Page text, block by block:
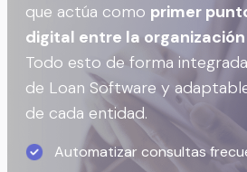
que actúa como primer
digital entre la
Todo esto de forma
de Loan Software y
de cada entidad.
Automatizar consultas